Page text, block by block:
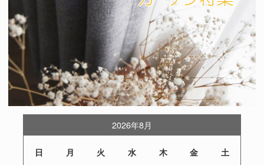
2026年8月
日 月 火 水 木 金 土